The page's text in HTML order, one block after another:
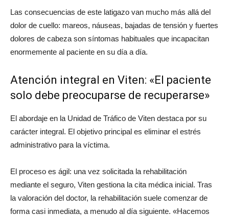
Las consecuencias de este latigazo van mucho más allá del
dolor de cuello: mareos, náuseas, bajadas de tensión y fuertes
dolores de cabeza son síntomas habituales que incapacitan
enormemente al paciente en su día a día.
Atención integral en Viten: «El paciente
solo debe preocuparse de recuperarse»
El abordaje en la Unidad de Tráfico de Viten destaca por su
carácter integral. El objetivo principal es eliminar el estrés
administrativo para la víctima.
El proceso es ágil: una vez solicitada la rehabilitación
mediante el seguro, Viten gestiona la cita médica inicial. Tras
la valoración del doctor, la rehabilitación suele comenzar de
forma casi inmediata, a menudo al día siguiente. «Hacemos